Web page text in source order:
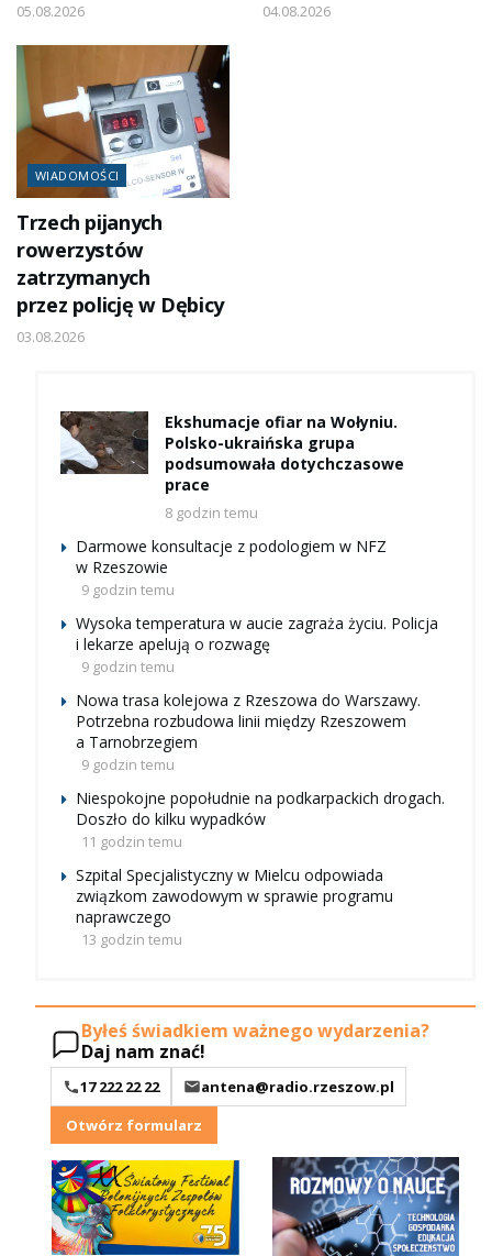
05.08.2026 04.08.2026
WIADOMOŚCI
Trzech pijanych
rowerzystów
zatrzymanych
przez policję w Dębicy
03.08.2026
Ekshumacje ofiar na Wołyniu.
Polsko-ukraińska grupa
podsumowała dotychczasowe
prace
8 godzin temu
Darmowe konsultacje z podologiem w NFZ
w Rzeszowie
9 godzin temu
Wysoka temperatura w aucie zagraża życiu. Policja
i lekarze apelują o rozwagę
9 godzin temu
Nowa trasa kolejowa z Rzeszowa do Warszawy.
Potrzebna rozbudowa linii między Rzeszowem
a Tarnobrzegiem
9 godzin temu
Niespokojne popołudnie na podkarpackich drogach.
Doszło do kilku wypadków
11 godzin temu
Szpital Specjalistyczny w Mielcu odpowiada
związkom zawodowym w sprawie programu
naprawczego
13 godzin temu
Byłeś świadkiem ważnego wydarzenia?
Daj nam znać!
17 222 22 22
antena@radio.rzeszow.pl
Otwórz formularz